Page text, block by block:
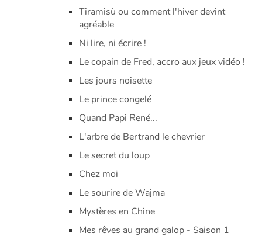
Tiramisù ou comment l'hiver devint
agréable
Ni lire, ni écrire !
Le copain de Fred, accro aux jeux vidéo !
Les jours noisette
Le prince congelé
Quand Papi René...
L'arbre de Bertrand le chevrier
Le secret du loup
Chez moi
Le sourire de Wajma
Mystères en Chine
Mes rêves au grand galop - Saison 1